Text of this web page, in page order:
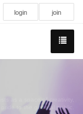
login join
as a space of creativity,
to the general public.